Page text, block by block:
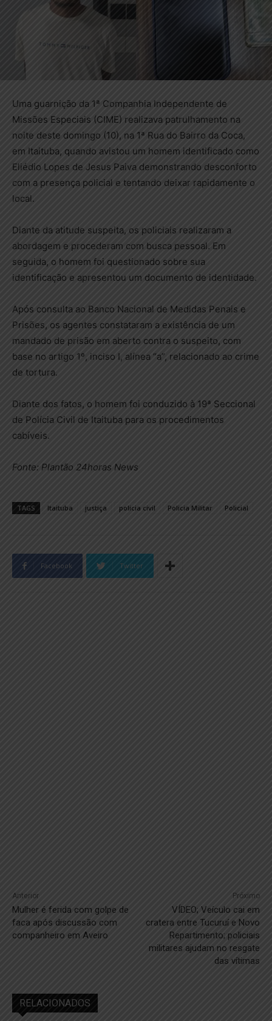
Uma guarnição da 1ª Companhia Independente de
Missões Especiais (CIME) realizava patrulhamento na
noite deste domingo (10), na 1ª Rua do Bairro da Coca,
em Itaituba, quando avistou um homem identificado como
Eliédio Lopes de Jesus Paiva demonstrando desconforto
com a presença policial e tentando deixar rapidamente o
local.
Diante da atitude suspeita, os policiais realizaram a
abordagem e procederam com busca pessoal. Em
seguida, o homem foi questionado sobre sua
identificação e apresentou um documento de identidade.
Após consulta ao Banco Nacional de Medidas Penais e
Prisões, os agentes constataram a existência de um
mandado de prisão em aberto contra o suspeito, com
base no artigo 1º, inciso I, alínea “a”, relacionado ao crime
de tortura.
Diante dos fatos, o homem foi conduzido à 19ª Seccional
de Polícia Civil de Itaituba para os procedimentos
cabíveis.
Fonte: Plantão 24horas News
TAGS Itaituba justiça policia civil Policia Militar Policial
Facebook Twitter
Anterior
Mulher é ferida com golpe de
faca após discussão com
companheiro em Aveiro
Próximo
VÍDEO; Veículo cai em
cratera entre Tucuruí e Novo
Repartimento; policiais
militares ajudam no resgate
das vítimas
RELACIONADOS